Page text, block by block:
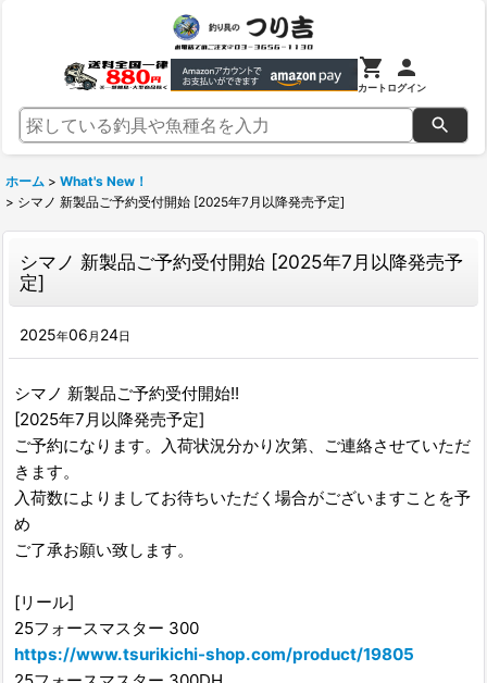
カートログイン
ホーム > What's New！
> シマノ 新製品ご予約受付開始 [2025年7月以降発売予定]
シマノ 新製品ご予約受付開始 [2025年7月以降発売予
定]
2025年06 月 24日
シマノ 新製品ご予約受付開始!!
[2025年7月以降発売予定]
ご予約になります。入荷状況分かり次第、ご連絡させていただ
きます。
入荷数によりましてお待ちいただく場合がございますことを予
め
ご了承お願い致します。
[リール]
25フォースマスター 300
https://www.tsurikichi-shop.com/product/19805